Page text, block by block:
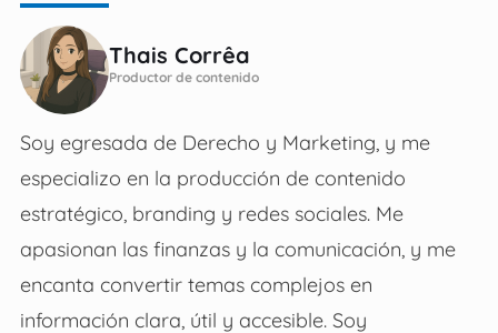
Thais Corrêa
Productor de contenido
Soy egresada de Derecho y Marketing, y me
especializo en la producción de contenido
estratégico, branding y redes sociales. Me
apasionan las finanzas y la comunicación, y me
encanta convertir temas complejos en
información clara, útil y accesible. Soy